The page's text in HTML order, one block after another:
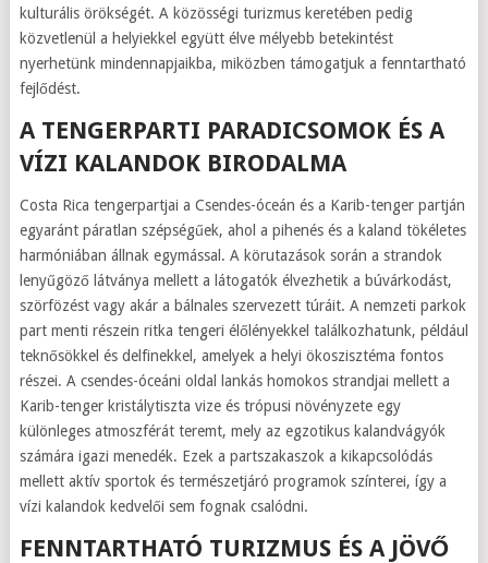
kulturális örökségét. A közösségi turizmus keretében pedig
közvetlenül a helyiekkel együtt élve mélyebb betekintést
nyerhetünk mindennapjaikba, miközben támogatjuk a fenntartható
fejlődést.
A TENGERPARTI PARADICSOMOK ÉS A
VÍZI KALANDOK BIRODALMA
Costa Rica tengerpartjai a Csendes-óceán és a Karib-tenger partján
egyaránt páratlan szépségűek, ahol a pihenés és a kaland tökéletes
harmóniában állnak egymással. A körutazások során a strandok
lenyűgöző látványa mellett a látogatók élvezhetik a búvárkodást,
szörfözést vagy akár a bálnales szervezett túráit. A nemzeti parkok
part menti részein ritka tengeri élőlényekkel találkozhatunk, például
teknősökkel és delfinekkel, amelyek a helyi ökoszisztéma fontos
részei. A csendes-óceáni oldal lankás homokos strandjai mellett a
Karib-tenger kristálytiszta vize és trópusi növényzete egy
különleges atmoszférát teremt, mely az egzotikus kalandvágyók
számára igazi menedék. Ezek a partszakaszok a kikapcsolódás
mellett aktív sportok és természetjáró programok színterei, így a
vízi kalandok kedvelői sem fognak csalódni.
FENNTARTHATÓ TURIZMUS ÉS A JÖVŐ